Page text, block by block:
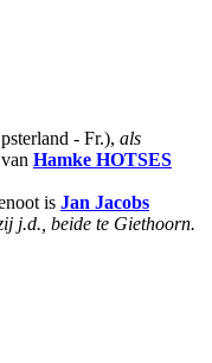
- Fr.), als
Hamke HOTSES
is Jan Jacobs
j.d., beide te Giethoorn.